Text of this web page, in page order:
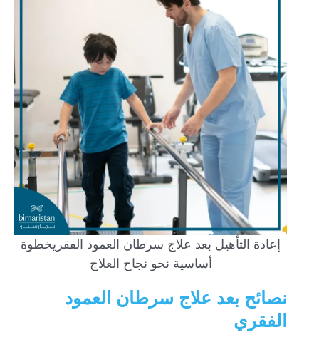
إعادة التأهيل بعد علاج سرطان العمود الفقريخطوة
أساسية نحو نجاح العلاج
نصائح بعد علاج سرطان العمود
الفقري